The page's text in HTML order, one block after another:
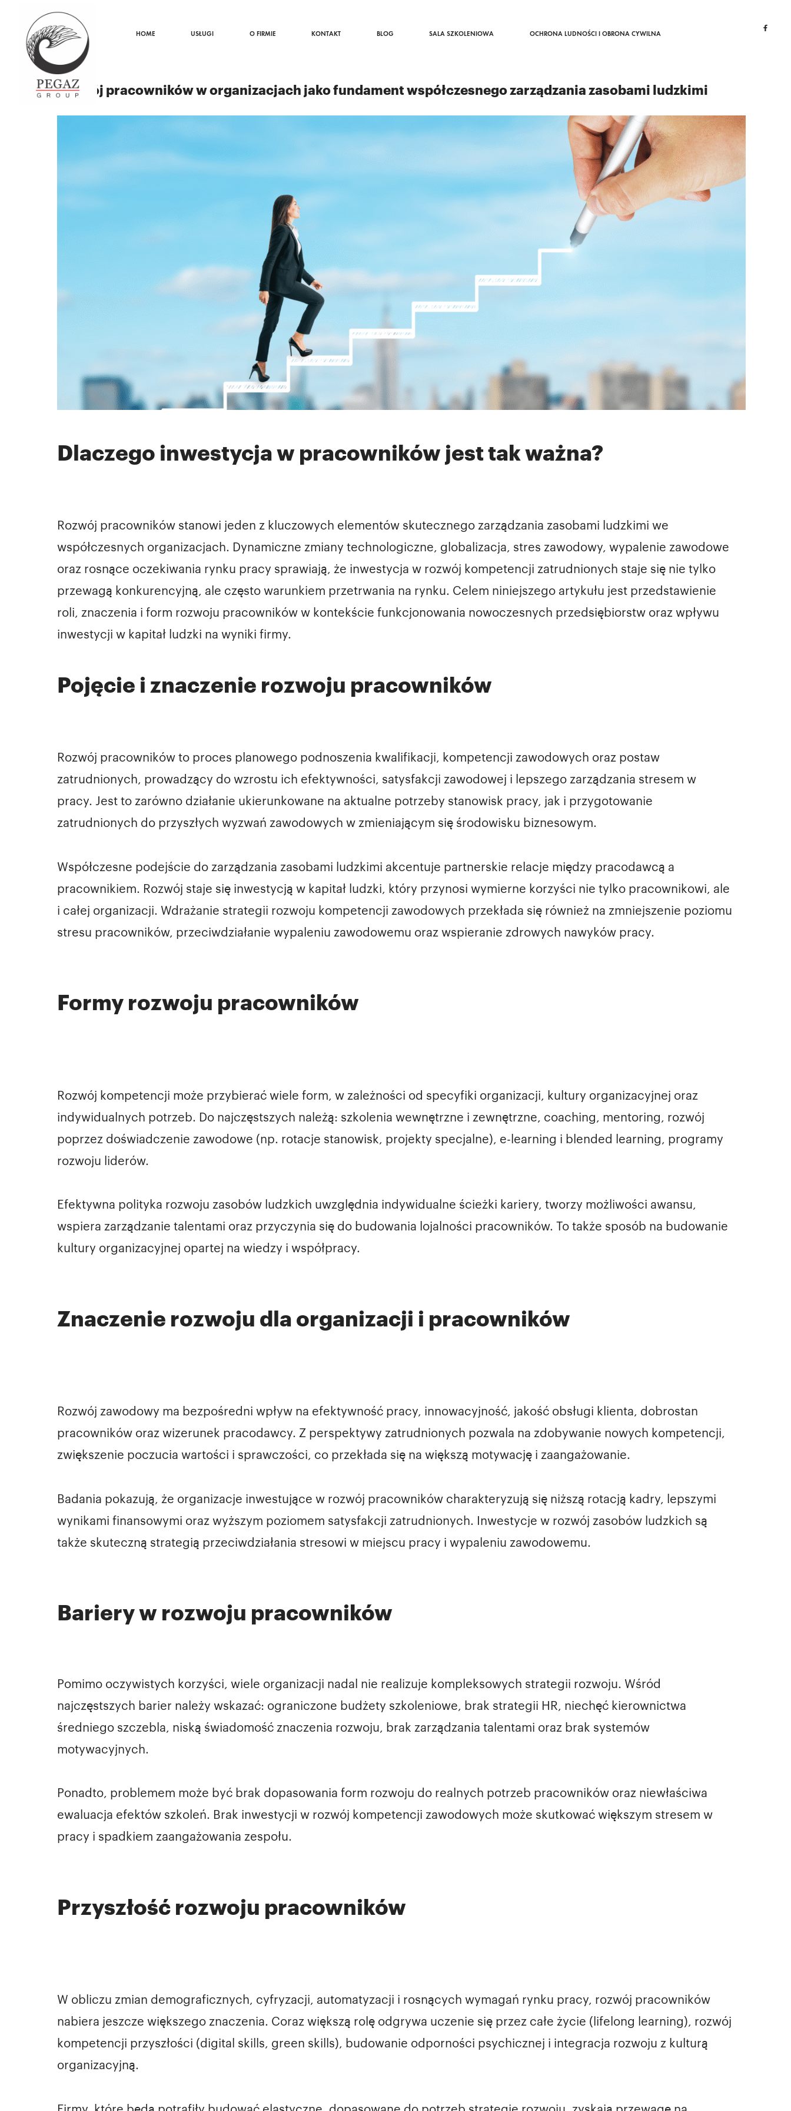
HOME USŁUGI O FIRMIE KONTAKT BLOG SALA SZKOLENIOWA OCHRONA LUDNOŚCI I OBRONA CYWILNA
22.07.2025
Rozwój pracowników w organizacjach jako fundament współczesnego zarządzania zasobami ludzkimi
Dlaczego inwestycja w pracowników jest tak ważna?
Rozwój pracowników stanowi jeden z kluczowych elementów skutecznego zarządzania zasobami ludzkimi we
współczesnych organizacjach. Dynamiczne zmiany technologiczne, globalizacja, stres zawodowy, wypalenie zawodowe
oraz rosnące oczekiwania rynku pracy sprawiają, że inwestycja w rozwój kompetencji zatrudnionych staje się nie tylko
przewagą konkurencyjną, ale często warunkiem przetrwania na rynku. Celem niniejszego artykułu jest przedstawienie
roli, znaczenia i form rozwoju pracowników w kontekście funkcjonowania nowoczesnych przedsiębiorstw oraz wpływu
inwestycji w kapitał ludzki na wyniki firmy.
Pojęcie i znaczenie rozwoju pracowników
Rozwój pracowników to proces planowego podnoszenia kwalifikacji, kompetencji zawodowych oraz postaw
zatrudnionych, prowadzący do wzrostu ich efektywności, satysfakcji zawodowej i lepszego zarządzania stresem w
pracy. Jest to zarówno działanie ukierunkowane na aktualne potrzeby stanowisk pracy, jak i przygotowanie
zatrudnionych do przyszłych wyzwań zawodowych w zmieniającym się środowisku biznesowym.
Współczesne podejście do zarządzania zasobami ludzkimi akcentuje partnerskie relacje między pracodawcą a
pracownikiem. Rozwój staje się inwestycją w kapitał ludzki, który przynosi wymierne korzyści nie tylko pracownikowi, ale
i całej organizacji. Wdrażanie strategii rozwoju kompetencji zawodowych przekłada się również na zmniejszenie poziomu
stresu pracowników, przeciwdziałanie wypaleniu zawodowemu oraz wspieranie zdrowych nawyków pracy.
Formy rozwoju pracowników
Rozwój kompetencji może przybierać wiele form, w zależności od specyfiki organizacji, kultury organizacyjnej oraz
indywidualnych potrzeb. Do najczęstszych należą: szkolenia wewnętrzne i zewnętrzne, coaching, mentoring, rozwój
poprzez doświadczenie zawodowe (np. rotacje stanowisk, projekty specjalne), e-learning i blended learning, programy
rozwoju liderów.
Efektywna polityka rozwoju zasobów ludzkich uwzględnia indywidualne ścieżki kariery, tworzy możliwości awansu,
wspiera zarządzanie talentami oraz przyczynia się do budowania lojalności pracowników. To także sposób na budowanie
kultury organizacyjnej opartej na wiedzy i współpracy.
Znaczenie rozwoju dla organizacji i pracowników
Rozwój zawodowy ma bezpośredni wpływ na efektywność pracy, innowacyjność, jakość obsługi klienta, dobrostan
pracowników oraz wizerunek pracodawcy. Z perspektywy zatrudnionych pozwala na zdobywanie nowych kompetencji,
zwiększenie poczucia wartości i sprawczości, co przekłada się na większą motywację i zaangażowanie.
Badania pokazują, że organizacje inwestujące w rozwój pracowników charakteryzują się niższą rotacją kadry, lepszymi
wynikami finansowymi oraz wyższym poziomem satysfakcji zatrudnionych. Inwestycje w rozwój zasobów ludzkich są
także skuteczną strategią przeciwdziałania stresowi w miejscu pracy i wypaleniu zawodowemu.
Bariery w rozwoju pracowników
Pomimo oczywistych korzyści, wiele organizacji nadal nie realizuje kompleksowych strategii rozwoju. Wśród
najczęstszych barier należy wskazać: ograniczone budżety szkoleniowe, brak strategii HR, niechęć kierownictwa
średniego szczebla, niską świadomość znaczenia rozwoju, brak zarządzania talentami oraz brak systemów
motywacyjnych.
Ponadto, problemem może być brak dopasowania form rozwoju do realnych potrzeb pracowników oraz niewłaściwa
ewaluacja efektów szkoleń. Brak inwestycji w rozwój kompetencji zawodowych może skutkować większym stresem w
pracy i spadkiem zaangażowania zespołu.
Przyszłość rozwoju pracowników
W obliczu zmian demograficznych, cyfryzacji, automatyzacji i rosnących wymagań rynku pracy, rozwój pracowników
nabiera jeszcze większego znaczenia. Coraz większą rolę odgrywa uczenie się przez całe życie (lifelong learning), rozwój
kompetencji przyszłości (digital skills, green skills), budowanie odporności psychicznej i integracja rozwoju z kulturą
organizacyjną.